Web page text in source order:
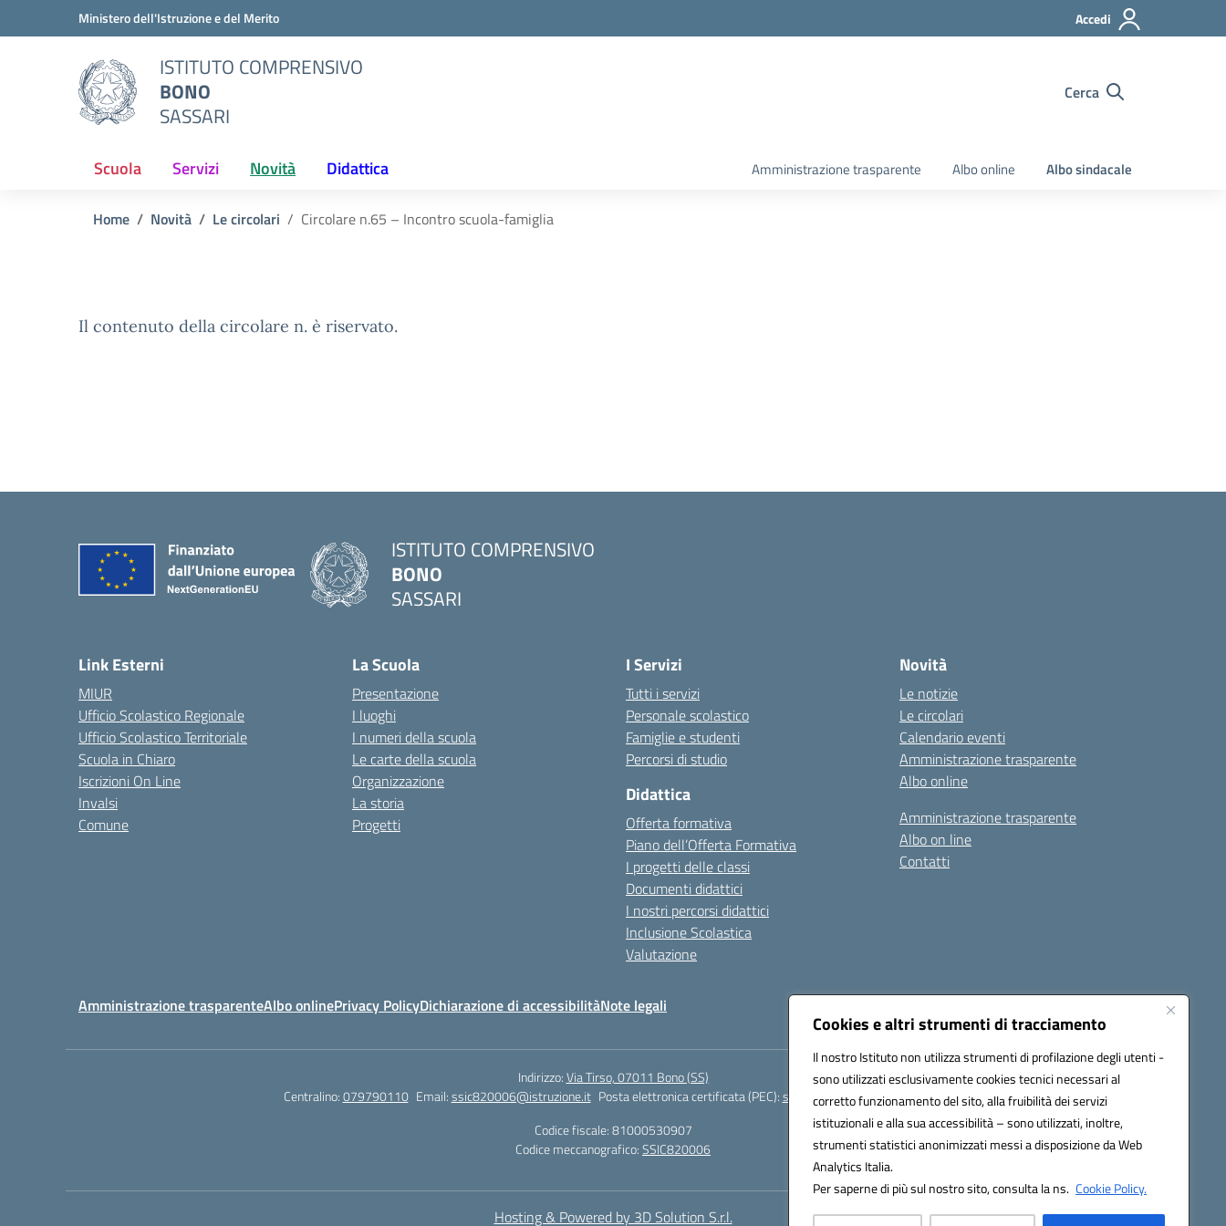
Cookies e altri strumenti di tracciamento
Il nostro Istituto non utilizza strumenti di profilazione degli utenti -
sono utilizzati esclusivamente cookies tecnici necessari al
corretto funzionamento del sito, alla fruibilità dei servizi
istituzionali e alla sua accessibilità – sono utilizzati, inoltre,
strumenti statistici anonimizzati messi a disposizione da Web
Analytics Italia.
Per saperne di più sul nostro sito, consulta la ns. Cookie Policy.
Vai ai contenuti
Vai al menu di navigazioneMinistero dell'Istruzione e del Merito Accedi
ISTITUTO COMPRENSIVO
BONO
SASSARI
Cerca
Scuola Servizi Novità Didattica Amministrazione trasparente Albo online Albo sindacale
Home Novità Le circolari Circolare n.65 – Incontro scuola-famiglia
Il contenuto della circolare n. è riservato.
ISTITUTO COMPRENSIVO
BONO
SASSARI
Link Esterni
MIUR
Ufficio Scolastico Regionale
Ufficio Scolastico Territoriale
Scuola in Chiaro
Iscrizioni On Line
Invalsi
Comune
La Scuola
Presentazione
I luoghi
I numeri della scuola
Le carte della scuola
Organizzazione
La storia
Progetti
I Servizi
Tutti i servizi
Personale scolastico
Famiglie e studenti
Percorsi di studio
Didattica
Offerta formativa
Piano dell’Offerta Formativa
I progetti delle classi
Documenti didattici
I nostri percorsi didattici
Inclusione Scolastica
Valutazione
Novità
Le notizie
Le circolari
Calendario eventi
Amministrazione trasparente
Albo online
Amministrazione trasparente
Albo on line
Contatti
Amministrazione trasparenteAlbo onlinePrivacy PolicyDichiarazione di accessibilitàNote legali
Indirizzo:Via Tirso, 07011 Bono (SS)
Centralino:079790110 Email:ssic820006@istruzione.it Posta elettronica certificata (PEC):ssic820006@pec.istruzione.it
Codice fiscale: 81000530907
Codice meccanografico:SSIC820006
Hosting & Powered by 3D Solution S.r.l.